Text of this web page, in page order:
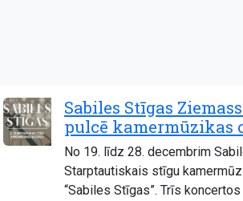
Sabiles Stīgas
pulcē kamermūzikas
No 19. līdz 28. decembrim
Starptautiskais stīgu
“Sabiles Stīgas”. Trīs